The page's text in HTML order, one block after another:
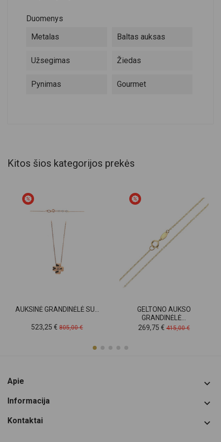
Duomenys
Metalas
Baltas auksas
Užsegimas Žiedas
Pynimas Gourmet
Kitos šios kategorijos prekės
AUKSINĖ GRANDINĖLĖ SU...
Kaina
523,25 € Pradinė
805,00 €
GELTONO AUKSO
GRANDINĖLĖ...
Kaina
269,75 €Pradinė
415,00 €
Apie 
Informacija 
Kontaktai 